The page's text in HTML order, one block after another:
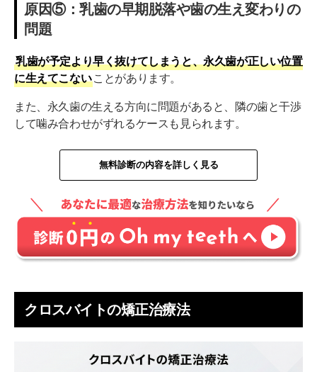
原因⑤：乳歯の早期脱落や歯の生え変わりの
問題
乳歯が予定より早く抜けてしまうと、永久歯が正しい位置
に生えてこない ことがあります。
また、永久歯の生える方向に問題があると、隣の歯と干渉
して噛み合わせがずれるケースも見られます。
無料診断の内容を詳しく見る
クロスバイトの矯正治療法